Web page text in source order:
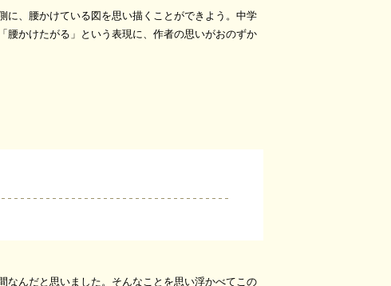
に、腰かけている図を思い描くことができよう。中学
腰かけたがる」という表現に、作者の思いがおのずか
なんだと思いました。そんなことを思い浮かべてこの